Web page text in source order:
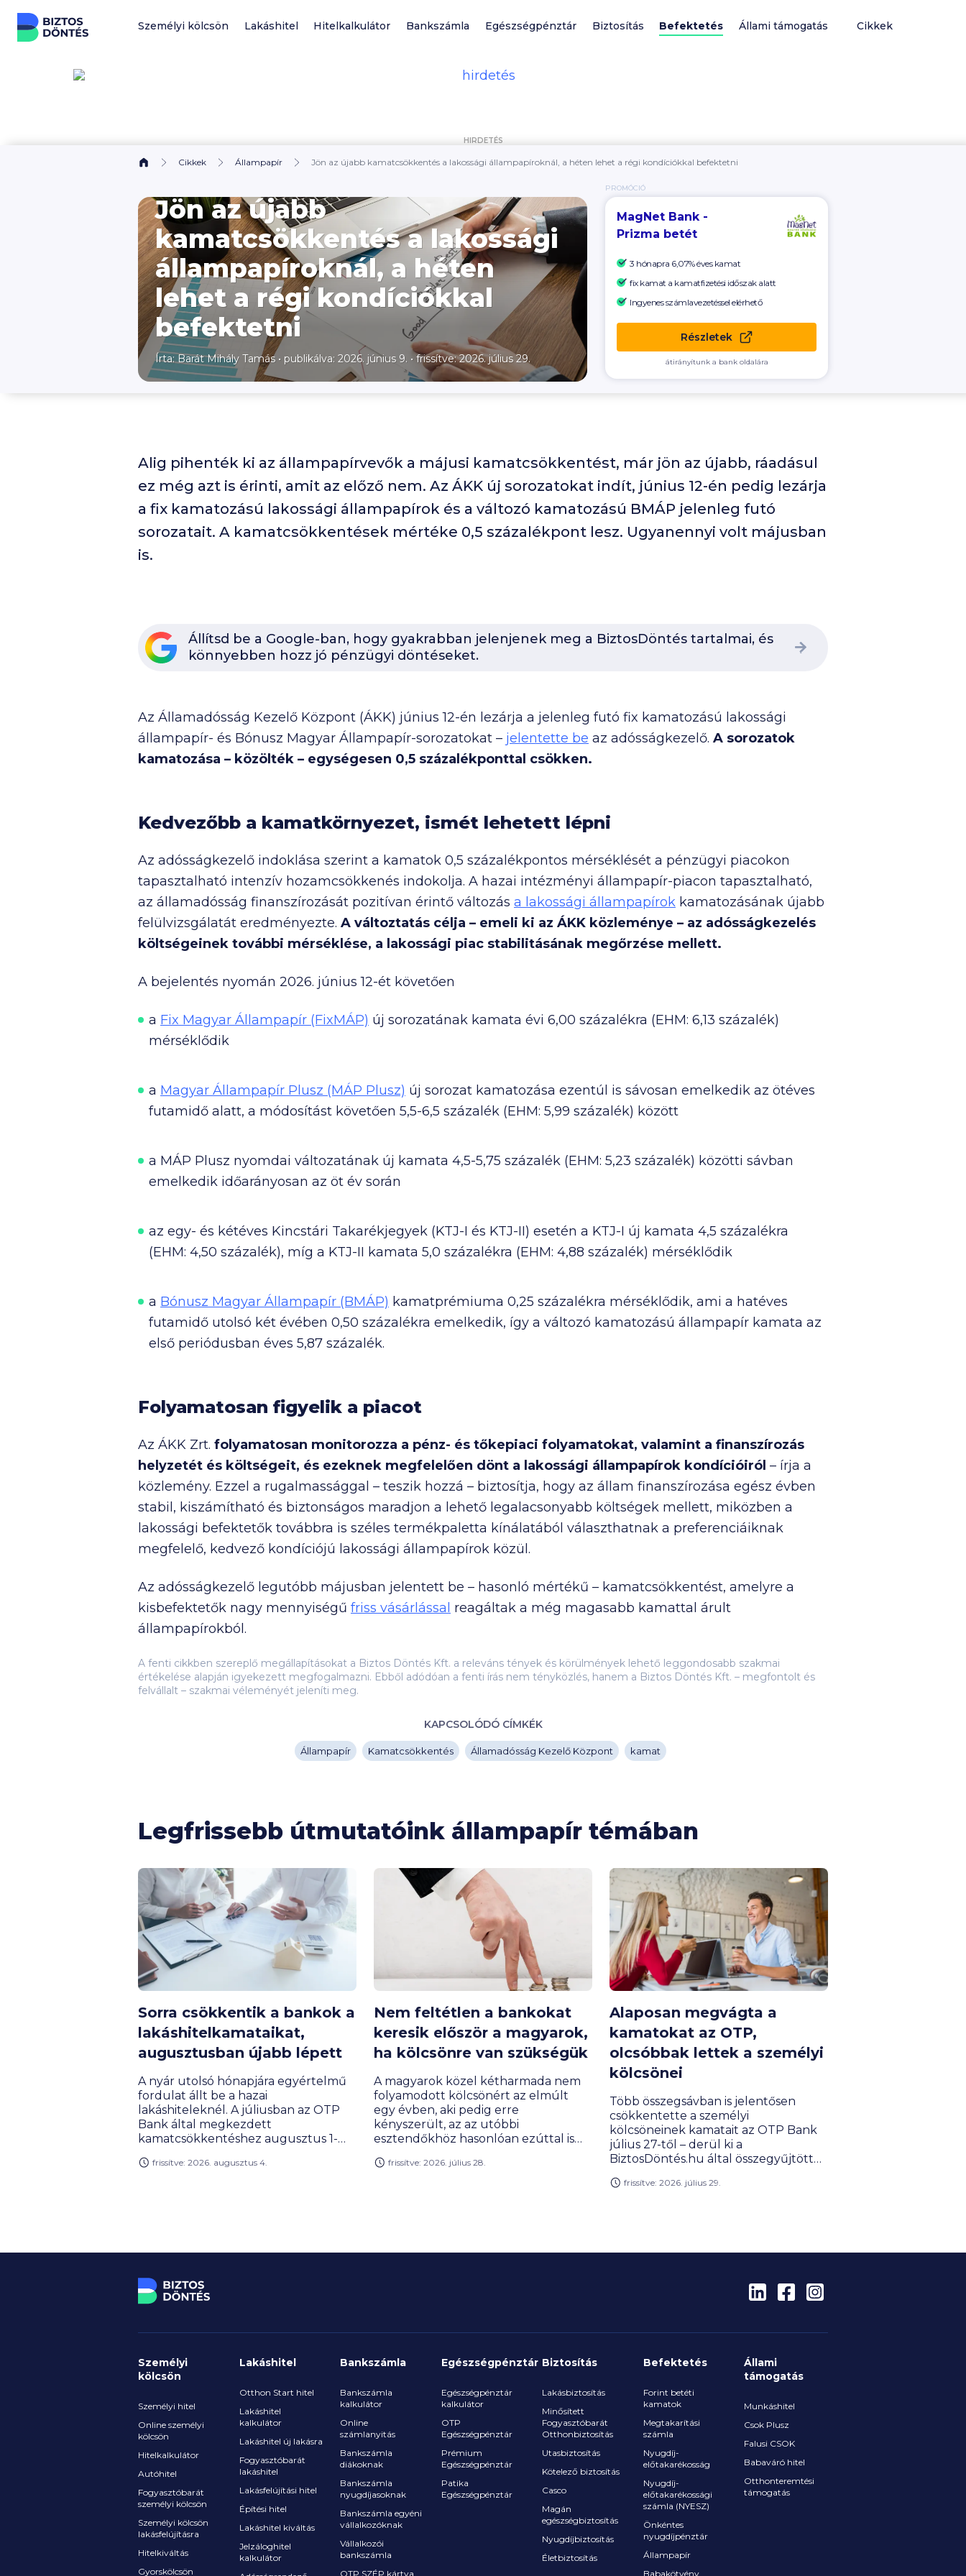
Ugrás a tartalomhoz
Személyi kölcsön Lakáshitel Hitelkalkulátor Bankszámla Egészségpénztár Biztosítás Befektetés Állami támogatás Cikkek
HIRDETÉS
Cikkek Állampapír Jön az újabb kamatcsökkentés a lakossági állampapíroknál, a héten lehet a régi kondíciókkal befektetni
Jön az újabb
kamatcsökkentés a lakossági
állampapíroknál, a héten
lehet a régi kondíciókkal
befektetni
Írta:Barát Mihály Tamás• publikálva: 2026. június 9. • frissítve: 2026. július 29.
PROMÓCIÓ
MagNet Bank -
Prizma betét
3 hónapra 6,07% éves kamat
fix kamat a kamatfizetési időszak alatt
Ingyenes számlavezetéssel elérhető
Részletek
átirányítunk a bank oldalára
Alig pihenték ki az állampapírvevők a májusi kamatcsökkentést, már jön az újabb, ráadásul
ez még azt is érinti, amit az előző nem. Az ÁKK új sorozatokat indít, június 12-én pedig lezárja
a fix kamatozású lakossági állampapírok és a változó kamatozású BMÁP jelenleg futó
sorozatait. A kamatcsökkentések mértéke 0,5 százalékpont lesz. Ugyanennyi volt májusban
is.
Állítsd be a Google-ban, hogy gyakrabban jelenjenek meg a BiztosDöntés tartalmai, és
könnyebben hozz jó pénzügyi döntéseket.
Az Államadósság Kezelő Központ (ÁKK) június 12-én lezárja a jelenleg futó fix kamatozású lakossági
állampapír- és Bónusz Magyar Állampapír-sorozatokat – jelentette be az adósságkezelő. A sorozatok
kamatozása – közölték – egységesen 0,5 százalékponttal csökken.
Kedvezőbb a kamatkörnyezet, ismét lehetett lépni
Az adósságkezelő indoklása szerint a kamatok 0,5 százalékpontos mérséklését a pénzügyi piacokon
tapasztalható intenzív hozamcsökkenés indokolja. A hazai intézményi állampapír-piacon tapasztalható,
az államadósság finanszírozását pozitívan érintő változás a lakossági állampapírok kamatozásának újabb
felülvizsgálatát eredményezte. A változtatás célja – emeli ki az ÁKK közleménye – az adósságkezelés
költségeinek további mérséklése, a lakossági piac stabilitásának megőrzése mellett.
A bejelentés nyomán 2026. június 12-ét követően
a Fix Magyar Állampapír (FixMÁP) új sorozatának kamata évi 6,00 százalékra (EHM: 6,13 százalék)
mérséklődik
a Magyar Állampapír Plusz (MÁP Plusz) új sorozat kamatozása ezentúl is sávosan emelkedik az ötéves
futamidő alatt, a módosítást követően 5,5-6,5 százalék (EHM: 5,99 százalék) között
a MÁP Plusz nyomdai változatának új kamata 4,5-5,75 százalék (EHM: 5,23 százalék) közötti sávban
emelkedik időarányosan az öt év során
az egy- és kétéves Kincstári Takarékjegyek (KTJ-I és KTJ-II) esetén a KTJ-I új kamata 4,5 százalékra
(EHM: 4,50 százalék), míg a KTJ-II kamata 5,0 százalékra (EHM: 4,88 százalék) mérséklődik
a Bónusz Magyar Állampapír (BMÁP) kamatprémiuma 0,25 százalékra mérséklődik, ami a hatéves
futamidő utolsó két évében 0,50 százalékra emelkedik, így a változó kamatozású állampapír kamata az
első periódusban éves 5,87 százalék.
Folyamatosan figyelik a piacot
Az ÁKK Zrt. folyamatosan monitorozza a pénz- és tőkepiaci folyamatokat, valamint a finanszírozás
helyzetét és költségeit, és ezeknek megfelelően dönt a lakossági állampapírok kondícióiról – írja a
közlemény. Ezzel a rugalmassággal – teszik hozzá – biztosítja, hogy az állam finanszírozása egész évben
stabil, kiszámítható és biztonságos maradjon a lehető legalacsonyabb költségek mellett, miközben a
lakossági befektetők továbbra is széles termékpaletta kínálatából választhatnak a preferenciáiknak
megfelelő, kedvező kondíciójú lakossági állampapírok közül.
Az adósságkezelő legutóbb májusban jelentett be – hasonló mértékű – kamatcsökkentést, amelyre a
kisbefektetők nagy mennyiségű friss vásárlással reagáltak a még magasabb kamattal árult
állampapírokból.
A fenti cikkben szereplő megállapításokat a Biztos Döntés Kft. a releváns tények és körülmények lehető leggondosabb szakmai
értékelése alapján igyekezett megfogalmazni. Ebből adódóan a fenti írás nem tényközlés, hanem a Biztos Döntés Kft. – megfontolt és
felvállalt – szakmai véleményét jeleníti meg.
KAPCSOLÓDÓ CÍMKÉK
Állampapír Kamatcsökkentés Államadósság Kezelő Központ kamat
Legfrissebb útmutatóink állampapír témában
Sorra csökkentik a bankok a
lakáshitelkamataikat,
augusztusban újabb lépett
A nyár utolsó hónapjára egyértelmű
fordulat állt be a hazai
lakáshiteleknél. A júliusban az OTP
Bank által megkezdett
kamatcsökkentéshez augusztus 1-
is csatlakozott. Bár a lakáshitelezés
nem jogosultak mellett a
kiegészítésként azoknak is szüksége
lehet rájuk, akik Otthon Startot vagy
frissítve: 2026. augusztus 4.
Nem feltétlen a bankokat
keresik először a magyarok,
ha kölcsönre van szükségük
A magyarok közel kétharmada nem
folyamodott kölcsönért az elmúlt
egy évben, aki pedig erre
kényszerült, az az utóbbi
esztendőkhöz hasonlóan ezúttal is
anyagi segítséget, csak utána a
frissítve: 2026. július 28.
Alaposan megvágta a
kamatokat az OTP,
olcsóbbak lettek a személyi
kölcsönei
Több összegsávban is jelentősen
csökkentette a személyi
kölcsöneinek kamatait az OTP Bank
július 27-től – derül ki a
BiztosDöntés.hu által összegyűjtött
számán is több helyen változtatott a
frissítve: 2026. július 29.
Személyi
kölcsön
Személyi hitel
Online személyi
kölcsön
Hitelkalkulátor
Autóhitel
Fogyasztóbarát
személyi kölcsön
Személyi kölcsön
lakásfelújításra
Hitelkiváltás
Gyorskölcsön
Lakáshitel
Otthon Start hitel
Lakáshitel
kalkulátor
Lakáshitel új lakásra
Fogyasztóbarát
lakáshitel
Lakásfelújítási hitel
Építési hitel
Lakáshitel kiváltás
Jelzáloghitel
kalkulátor
Bankszámla
Bankszámla
kalkulátor
Online
számlanyitás
Bankszámla
diákoknak
Bankszámla
nyugdíjasoknak
Bankszámla egyéni
vállalkozóknak
Vállalkozói
bankszámla
OTP SZÉP kártya
Egészségpénztár
Egészségpénztár
kalkulátor
OTP
Egészségpénztár
Prémium
Egészségpénztár
Patika
Egészségpénztár
Biztosítás
Lakásbiztosítás
Minősített
Fogyasztóbarát
Otthonbiztosítás
Utasbiztosítás
Kötelező biztosítás
Casco
Magán
egészségbiztosítás
Nyugdíjbiztosítás
Életbiztosítás
Befektetés
Forint betéti
kamatok
Megtakarítási
számla
Nyugdíj-
előtakarékosság
Nyugdíj-
előtakarékossági
számla (NYESZ)
Önkéntes
nyugdíjpénztár
Állampapír
Babakötvény
Állami
támogatás
Munkáshitel
Csok Plusz
Falusi CSOK
Babaváró hitel
Otthonteremtési
támogatás